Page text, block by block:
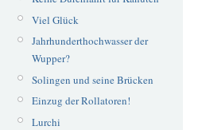
Viel Glück
Jahrhunderthochwasser der
Wupper?
Solingen und seine Brücken
Einzug der Rollatoren!
Lurchi